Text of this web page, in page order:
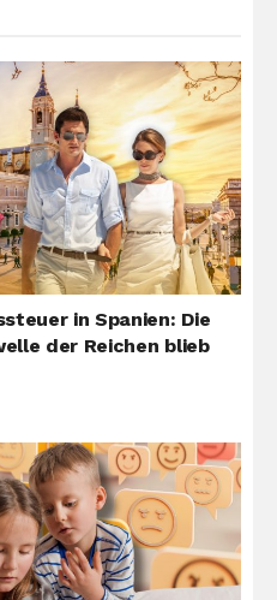
in Spanien: Die
der Reichen blieb